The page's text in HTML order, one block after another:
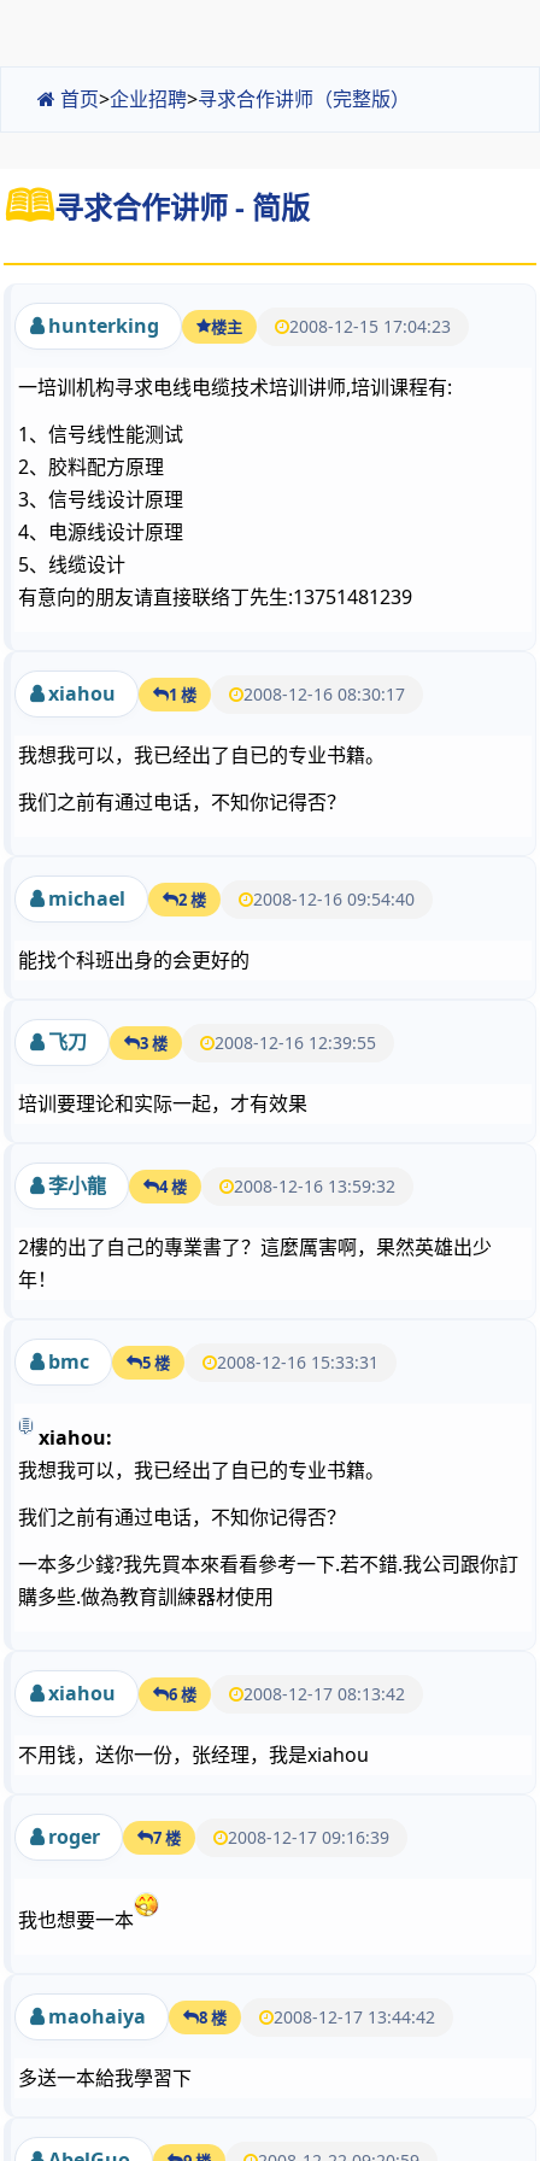
首页>企业招聘>寻求合作讲师（完整版）
寻求合作讲师 - 简版
hunterking 楼主 2008-12-15 17:04:23
一培训机构寻求电线电缆技术培训讲师,培训课程有:
1 、信号线性能测试
2、胶料配方原理
3、信号线设计原理
4、电源线设计原理
5、线缆设计
有意向的朋友请直接联络丁先生:13751481239
xiahou 1 楼 2008-12-16 08:30:17
我想我可以，我已经出了自已的专业书籍。
我们之前有通过电话，不知你记得否？
michael 2 楼 2008-12-16 09:54:40
能找个科班出身的会更好的
飞刀 3 楼 2008-12-16 12:39:55
培训要理论和实际一起，才有效果
李小龍 4 楼 2008-12-16 13:59:32
2樓的出了自己的專業書了？這麼厲害啊，果然英雄出少
年！
bmc 5 楼 2008-12-16 15:33:31
xiahou:
我想我可以，我已经出了自已的专业书籍。
我们之前有通过电话，不知你记得否？
一本多少錢?我先買本來看看參考一下.若不錯.我公司跟你訂
購多些.做為教育訓練器材使用
xiahou 6 楼 2008-12-17 08:13:42
不用钱，送你一份，张经理，我是xiahou
roger 7 楼 2008-12-17 09:16:39
我也想要一本
maohaiya 8 楼 2008-12-17 13:44:42
多送一本給我學習下